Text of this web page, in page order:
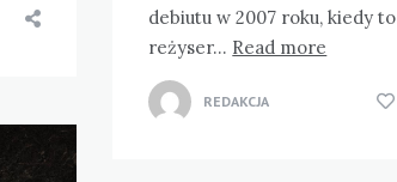
debiutu w 2007 roku, kiedy to
reżyser… Read more
REDAKCJA